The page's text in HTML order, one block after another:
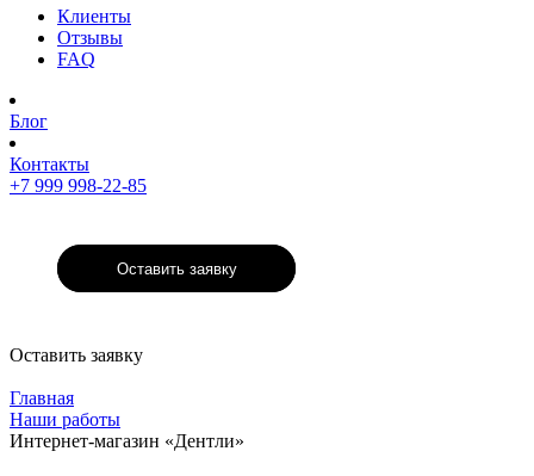
Клиенты
Отзывы
FAQ
Блог
Контакты
+7 999 998-22-85
Оставить заявку
Оставить заявку
Главная
Наши работы
Интернет-магазин «Дентли»